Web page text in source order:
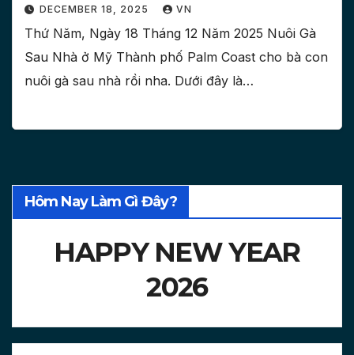
DECEMBER 18, 2025 VN
Thứ Năm, Ngày 18 Tháng 12 Năm 2025 Nuôi Gà
Sau Nhà ở Mỹ Thành phố Palm Coast cho bà con
nuôi gà sau nhà rồi nha. Dưới đây là…
Hôm Nay Làm Gì Đây?
HAPPY NEW YEAR
2026